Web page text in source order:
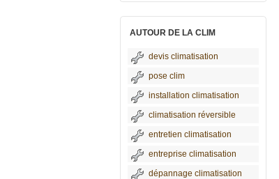
AUTOUR DE LA CLIM
devis climatisation
pose clim
installation climatisation
climatisation réversible
entretien climatisation
entreprise climatisation
dépannage climatisation